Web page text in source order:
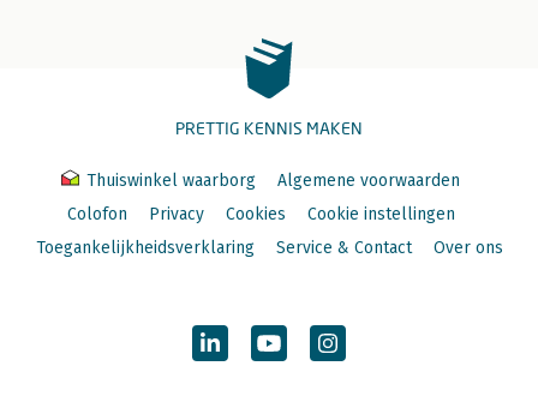
PRETTIG KENNIS MAKEN
Thuiswinkel waarborg
Algemene voorwaarden
Colofon
Privacy Cookies
Cookie instellingen
Toegankelijkheidsverklaring
Service & Contact Over ons